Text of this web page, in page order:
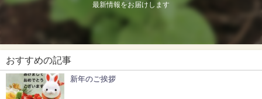
最新情報をお届けします
おすすめの記事
新年のご挨拶